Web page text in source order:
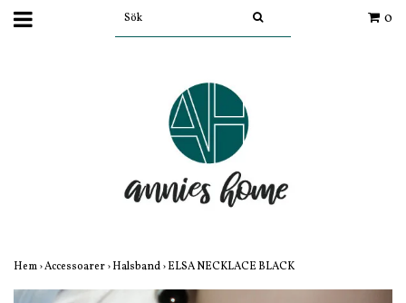
0
Hem›Accessoarer›Halsband›ELSA NECKLACE BLACK